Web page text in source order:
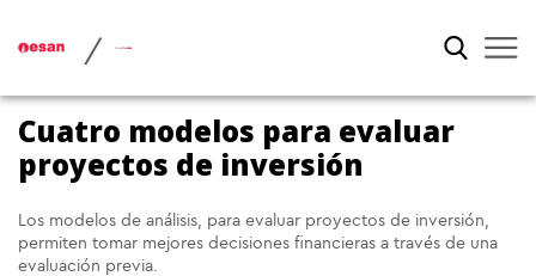
/
Cuatro modelos para evaluar
proyectos de inversión
Los modelos de análisis, para evaluar proyectos de inversión,
permiten tomar mejores decisiones financieras a través de una
evaluación previa.